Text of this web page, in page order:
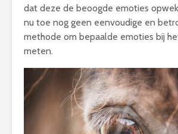
dat deze de beoogde emoties
nu toe nog geen eenvoudige en
methode om bepaalde emoties bij
meten.